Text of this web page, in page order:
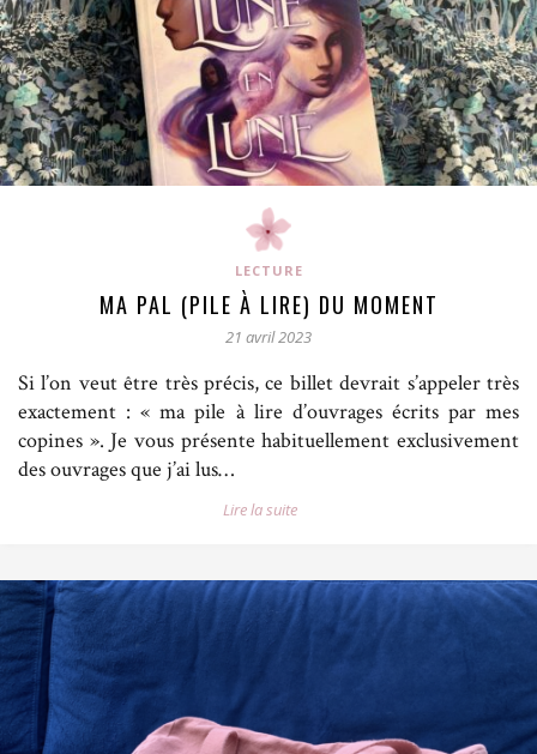
LECTURE
MA PAL (PILE À LIRE) DU MOMENT
21 avril 2023
Si l’on veut être très précis, ce billet devrait s’appeler très
exactement : « ma pile à lire d’ouvrages écrits par mes
copines ». Je vous présente habituellement exclusivement
des ouvrages que j’ai lus…
Lire la suite